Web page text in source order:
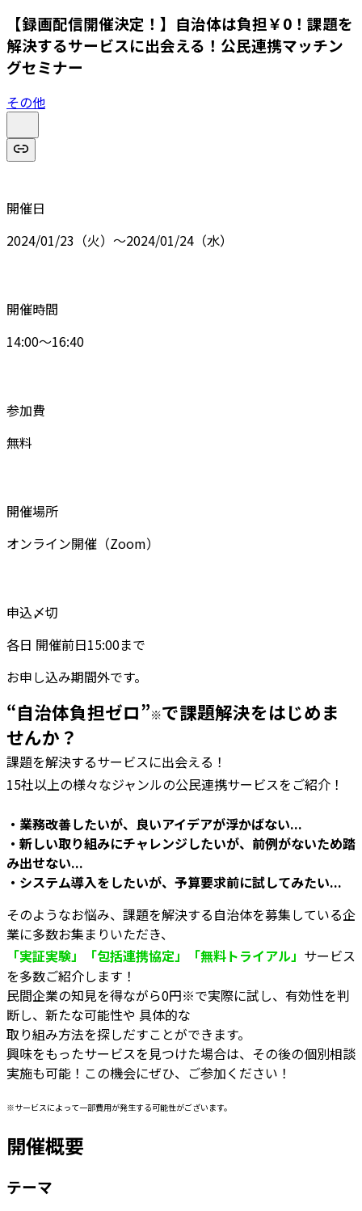
【録画配信開催決定！】自治体は負担￥0！課題を
解決するサービスに出会える！公民連携マッチン
グセミナー
その他
開催日
2024/01/23（火）～2024/01/24（水）
開催時間
14:00～16:40
参加費
無料
開催場所
オンライン開催（Zoom）
申込〆切
各日 開催前日15:00まで
お申し込み期間外です。
“自治体負担ゼロ”※で課題解決をはじめま
せんか？
課題を解決するサービスに出会える！
15社以上の様々なジャンルの公民連携サービスをご紹介！
・業務改善したいが、良いアイデアが浮かばない...
・新しい取り組みにチャレンジしたいが、前例がないため踏
み出せない...
・システム導入をしたいが、予算要求前に試してみたい...
そのようなお悩み、課題を解決する自治体を募集している企
業に多数お集まりいただき、
「実証実験」「包括連携協定」「無料トライアル」 サービス
を多数ご紹介します！
民間企業の知見を得ながら0円※で実際に試し、有効性を判
断し、新たな可能性や 具体的な
取り組み方法を探しだすことができます。
興味をもったサービスを見つけた場合は、その後の個別相談
実施も可能！この機会にぜひ、ご参加ください！
※サービスによって一部費用が発生する可能性がございます。
開催概要
テーマ